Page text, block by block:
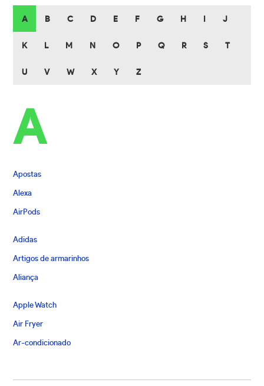
A B C D E F G H J
K L M N O P Q R S T
U V W X Y Z
A
Apostas
Alexa
AirPods
Adidas
Artigos de armarinhos
Aliança
Apple Watch
Air Fryer
Ar-condicionado